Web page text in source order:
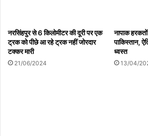
नरसिंहपुर से 6 किलोमीटर की दूरी पर एक
ट्रक को पीछे आ रहे ट्रक नहीं जोरदार
टक्कर मारी
21/06/2024
नापाक
पाकिस्तान,
ध्वस्त
13/04/